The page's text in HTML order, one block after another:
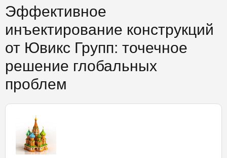
Эффективное
инъектирование конструкций
от Ювикс Групп: точечное
решение глобальных
проблем